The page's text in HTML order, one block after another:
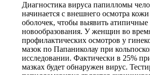
Диагностика вируса папилломы
начинается с внешнего осмотра
оболочек, чтобы выявить атипичные
новообразования. У женщин во
профилактических осмотров у
мазок по Папаниколау при
исследовании. Фактически в 25%
мазках будет обнаружен вирус.